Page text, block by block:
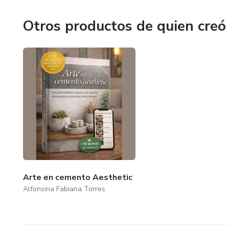
Otros productos de quien
Arte en cemento Aesthetic
Alfonsina Fabiana Torres